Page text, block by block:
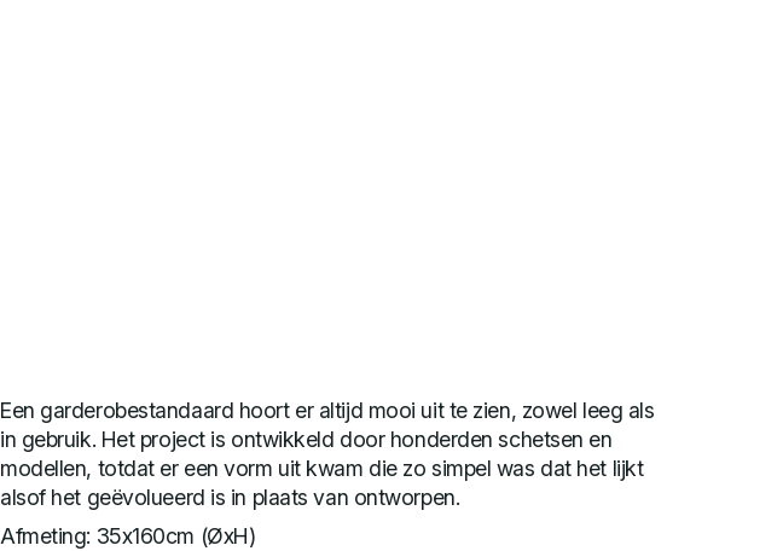
Een garderobestandaard hoort er altijd mooi uit te zien, zowel leeg als
in gebruik. Het project is ontwikkeld door honderden schetsen en
modellen, totdat er een vorm uit kwam die zo simpel was dat het lijkt
alsof het geëvolueerd is in plaats van ontworpen.
Afmeting: 35x160cm (ØxH)